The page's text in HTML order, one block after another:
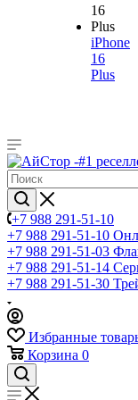
iPhone
16
Plus
+7 988 291-51-10
+7 988 291-51-10
+7 988 291-51-03
+7 988 291-51-14
+7 988 291-51-30
Избранные
Корзина 0